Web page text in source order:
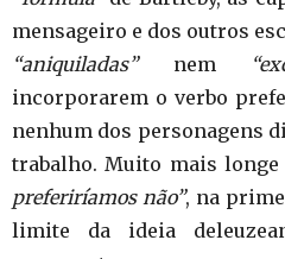
mensageiro e dos outros
“aniquiladas”nem
incorporarem o verbo
nenhum dos personagens
trabalho. Muito mais
preferiríamos não”, na
limite da ideia